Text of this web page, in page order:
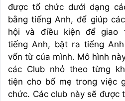
được tổ chức dưới dạng
bằng tiếng Anh, để giúp
hội và điều kiện để giao
tiếng Anh, bật ra tiếng
vốn từ của mình. Mô hình
các Club nhỏ theo từng
tiện cho bố mẹ trong việc
chức. Các club này sẽ được